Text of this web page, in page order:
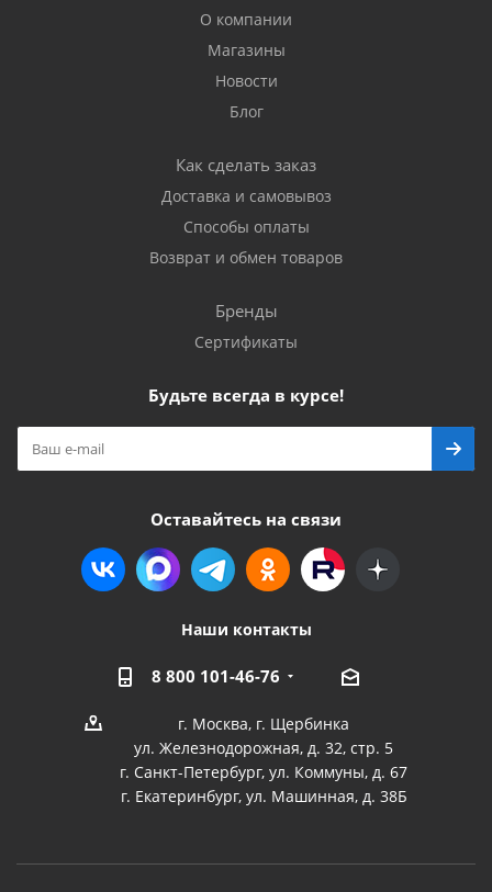
О компании
Магазины
Новости
Блог
Как сделать заказ
Доставка и самовывоз
Способы оплаты
Возврат и обмен товаров
Бренды
Сертификаты
Будьте всегда в курсе!
Оставайтесь на связи
Наши контакты
8 800 101-46-76
г. Москва, г. Щербинка
ул. Железнодорожная, д. 32, стр. 5
г. Санкт-Петербург, ул. Коммуны, д. 67
г. Екатеринбург, ул. Машинная, д. 38Б